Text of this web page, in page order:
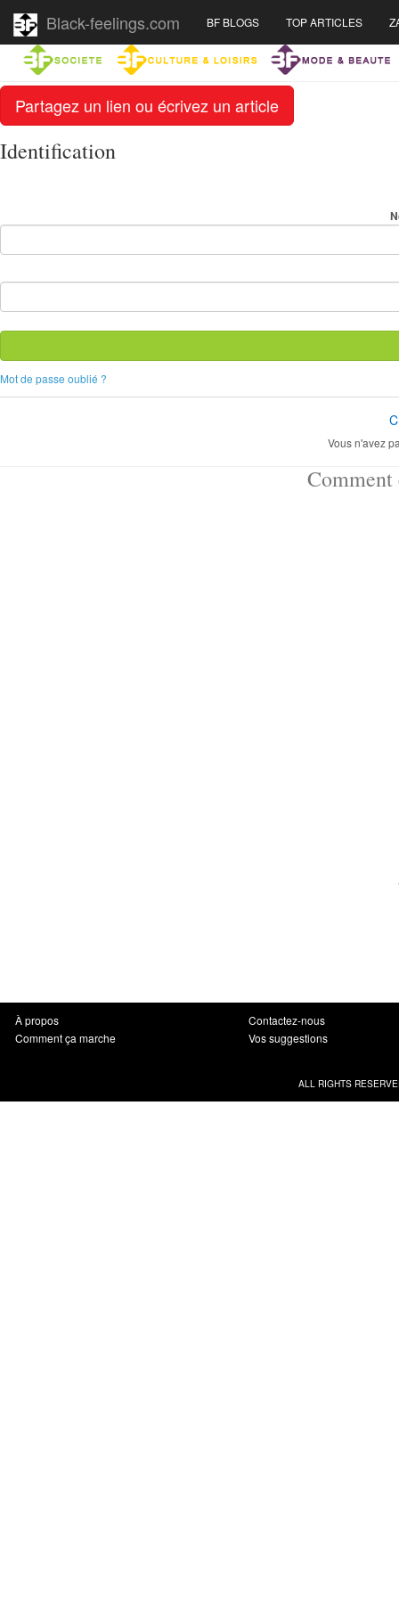
Partagez un lien ou écrivez un article
Black-feelings.com BF BLOGS TOP ARTICLES
Identification
Mot de passe oublié ?
Vous n'avez
Comment
À propos
Comment ça marche
Contactez-nous
Vos suggestions
ALL RIGHTS